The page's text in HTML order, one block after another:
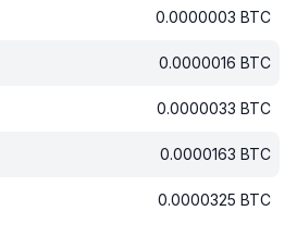
0.0000003 BTC
0.0000016 BTC
0.0000033 BTC
0.0000163 BTC
0.0000325 BTC